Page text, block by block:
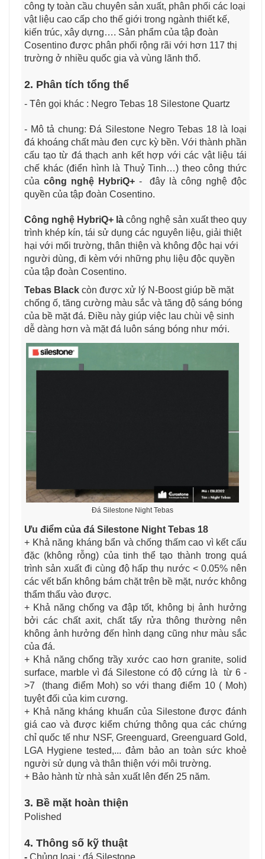
công ty toàn cầu chuyên sản xuất, phân phối các loại
vật liệu cao cấp cho thế giới trong ngành thiết kế,
kiến trúc, xây dựng…. Sản phẩm của tập đoàn
Cosentino được phân phối rộng rãi với hơn 117 thị
trường ở nhiều quốc gia và vùng lãnh thổ.
2. Phân tích tổng thể
- Tên gọi khác : Negro Tebas 18 Silestone Quartz
- Mô tả chung: Đá Silestone Negro Tebas 18 là loại
đá khoáng chất màu đen cực kỳ bền. Với thành phần
cấu tạo từ đá thạch anh kết hợp với các vật liệu tái
chế khác (điển hình là Thuỷ Tinh…) theo công thức
của công nghệ HybriQ+ - đây là công nghệ độc
quyền của tập đoàn Cosentino.
Công nghệ HybriQ+ là công nghệ sản xuất theo quy
trình khép kín, tái sử dụng các nguyên liệu, giải thiệt
hại với mối trường, thân thiện và không độc hại với
người dùng, đi kèm với những phụ liệu độc quyền
của tập đoàn Cosentino.
Tebas Black còn được xử lý N-Boost giúp bề mặt
chống ố, tăng cường màu sắc và tăng độ sáng bóng
của bề mặt đá. Điều này giúp việc lau chùi vệ sinh
dễ dàng hơn và mặt đá luôn sáng bóng như mới.
Đá Silestone Night Tebas
Ưu điểm của đá Silestone Night Tebas 18
+ Khả năng kháng bẩn và chống thấm cao vì kết cấu
đặc (không rỗng) của tinh thể tạo thành trong quá
trình sản xuất đi cùng độ hấp thụ nước < 0.05% nên
các vết bẩn không bám chặt trên bề mặt, nước không
thẩm thấu vào được.
+ Khả năng chống va đập tốt, không bị ảnh hưởng
bởi các chất axit, chất tẩy rửa thông thường nên
không ảnh hưởng đến hình dạng cũng như màu sắc
của đá.
+ Khả năng chống trầy xước cao hơn granite, solid
surface, marble vì đá Silestone có độ cứng là từ 6 -
>7 (thang điểm Moh) so với thang điểm 10 ( Moh)
tuyệt đối của kim cương.
+ Khả năng kháng khuẩn của Silestone được đánh
giá cao và được kiểm chứng thông qua các chứng
chỉ quốc tế như NSF, Greenguard, Greenguard Gold,
LGA Hygiene tested,... đảm bảo an toàn sức khoẻ
người sử dụng và thân thiện với môi trường.
+ Bảo hành từ nhà sản xuất lên đến 25 năm.
3. Bề mặt hoàn thiện
Polished
4. Thông số kỹ thuật
- Chủng loại : đá Silestone